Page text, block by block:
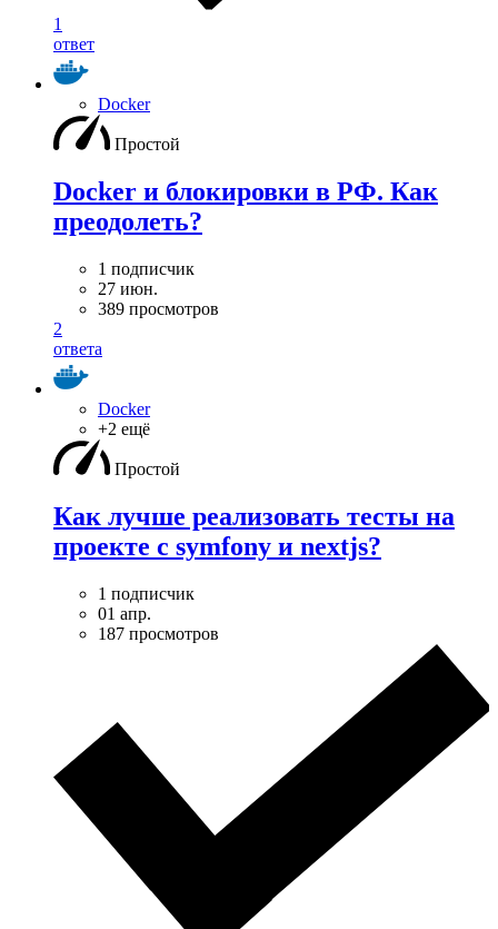
1
ответ
Docker
Простой
Docker и блокировки в РФ. Как
преодолеть?
1 подписчик
27 июн.
389 просмотров
2
ответа
Docker
+2 ещё
Простой
Как лучше реализовать тесты на
проекте с symfony и nextjs?
1 подписчик
01 апр.
187 просмотров